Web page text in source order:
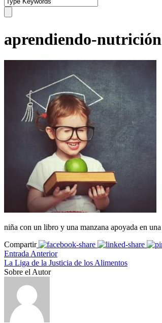
aprendiendo-nutrición
niña con un libro y una manzana apoyada en
Compartir
Entrada Anterior
La Liga de la Justicia de los Alimentos
Sobre el Autor